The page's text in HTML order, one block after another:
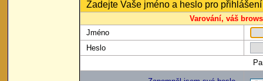
Zadejte Vaše jméno a heslo pro přihlášení
Varování, váš
Jméno
Heslo